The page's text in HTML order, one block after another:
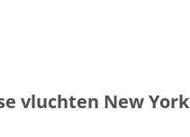
vluchten New York